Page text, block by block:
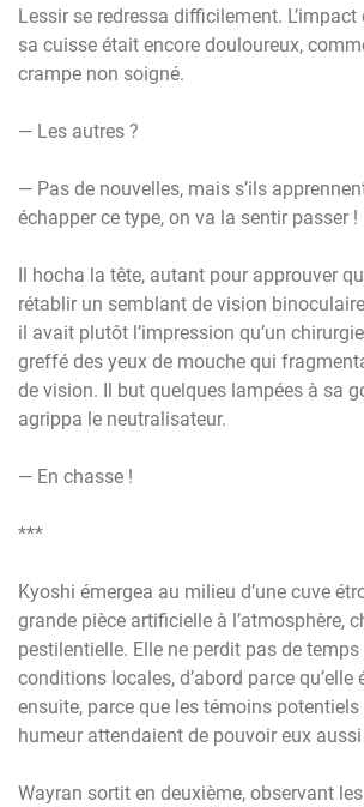
Lessir se redressa difficilement.
sa cuisse était encore douloureux,
crampe non soigné.
— Les autres ?
— Pas de nouvelles, mais s’ils
échapper ce type, on va la sentir passer !
Il hocha la tête, autant pour approuver
rétablir un semblant de vision
il avait plutôt l’impression qu’un
greffé des yeux de mouche qui
de vision. Il but quelques lampées à sa
agrippa le neutralisateur.
— En chasse !
***
Kyoshi émergea au milieu d’une cuve
grande pièce artificielle à l’atmosphère,
pestilentielle. Elle ne perdit pas de
conditions locales, d’abord parce qu’elle
ensuite, parce que les témoins
humeur attendaient de pouvoir eux aussi
Wayran sortit en deuxième, observant